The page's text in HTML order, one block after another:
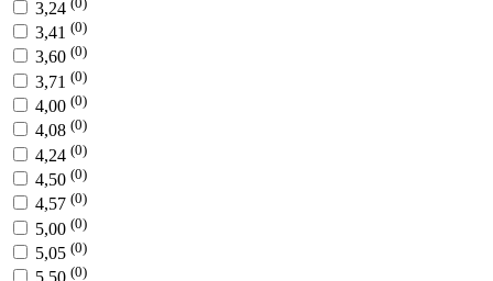
3,24
3,41 (0)
3,60 (0)
3,71 (0)
4,00 (0)
4,08 (0)
4,24 (0)
4,50 (0)
4,57 (0)
5,00 (0)
5,05 (0)
(0)